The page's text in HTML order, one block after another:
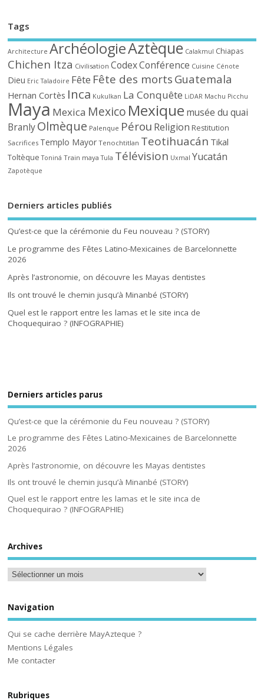
Tags
Architecture ArchéologieAztèque Calakmul Chiapas
Chichen Itza Civilisation CodexConférence Cuisine Cénote
Dieu Eric Taladoire Fête Fête des morts Guatemala
Hernan Cortès Inca Kukulkan La Conquête LiDAR Machu Picchu
Maya Mexica Mexico Mexique musée du quai
BranlyOlmèque Palenque Pérou Religion Restitution
Sacrifices Templo Mayor Tenochtitlan Teotihuacán Tikal
Toltèque Toniná Train maya Tula Télévision Uxmal Yucatán
Zapotèque
Derniers articles publiés
Qu’est-ce que la cérémonie du Feu nouveau ? (STORY)
Le programme des Fêtes Latino-Mexicaines de Barcelonnette
2026
Après l’astronomie, on découvre les Mayas dentistes
Ils ont trouvé le chemin jusqu’à Minanbé (STORY)
Quel est le rapport entre les lamas et le site inca de
Choquequirao ? (INFOGRAPHIE)
Derniers articles parus
Qu’est-ce que la cérémonie du Feu nouveau ? (STORY)
Le programme des Fêtes Latino-Mexicaines de Barcelonnette
2026
Après l’astronomie, on découvre les Mayas dentistes
Ils ont trouvé le chemin jusqu’à Minanbé (STORY)
Quel est le rapport entre les lamas et le site inca de
Choquequirao ? (INFOGRAPHIE)
Archives
Navigation
Qui se cache derrière MayAzteque ?
Mentions Légales
Me contacter
Rubriques